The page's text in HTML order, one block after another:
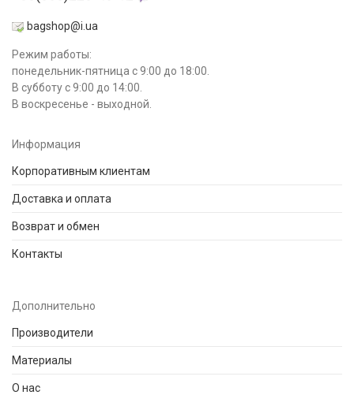
bagshop@i.ua
Режим работы:
понедельник-пятница с 9:00 до 18:00.
В субботу с 9:00 до 14:00.
В воскресенье - выходной.
Информация
Корпоративным клиентам
Доставка и оплата
Возврат и обмен
Контакты
Дополнительно
Производители
Материалы
О нас